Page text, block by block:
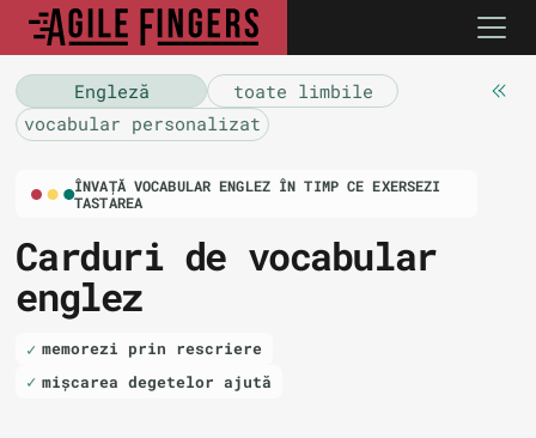
Engleză
toate limbile
vocabular personalizat
ÎNVAȚĂ VOCABULAR ENGLEZ ÎN TIMP CE EXERSEZI
TASTAREA
Carduri de vocabular
englez
memorezi prin rescriere
mișcarea degetelor ajută